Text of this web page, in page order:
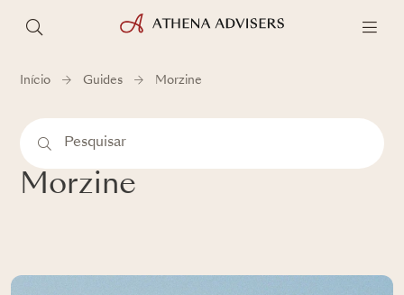
Início Guides Morzine
Morzine